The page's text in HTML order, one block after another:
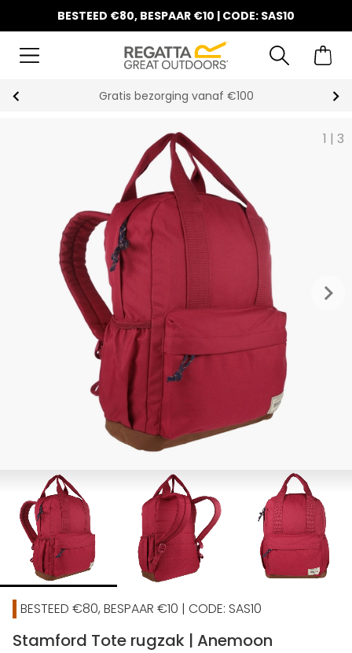
BESTEED €80, BESPAAR €10 | CODE: SAS10
Gratis bezorging vanaf €100
1 | 3
keyboard_arrow_right
BESTEED €80, BESPAAR €10 | CODE: SAS10
Stamford Tote rugzak | Anemoon